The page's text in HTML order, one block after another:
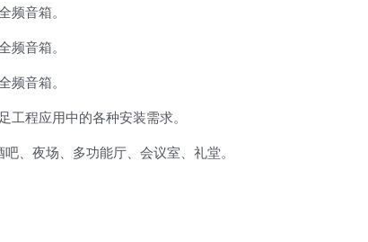
频音箱。
频音箱。
频音箱。
工程应用中的各种安装需求。
、夜场、多功能厅、会议室、礼堂。